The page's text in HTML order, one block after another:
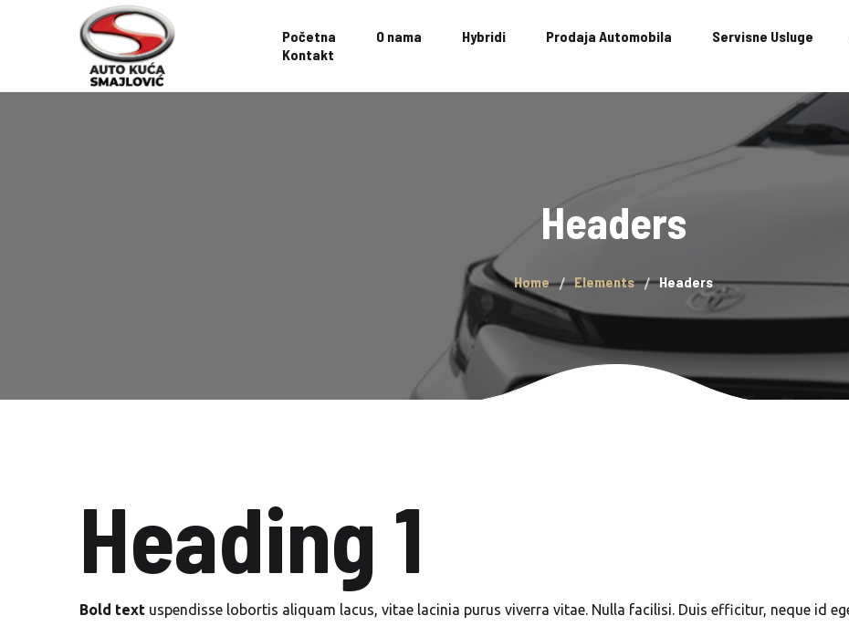
Početna O nama Hybridi Prodaja Automobila Servisne Usluge
Kontakt
Headers
Home Elements Headers
Heading 1
Bold text uspendisse lobortis aliquam lacus, vitae lacinia purus viverra vitae. Nulla facilisi. Duis efficitur, neque id